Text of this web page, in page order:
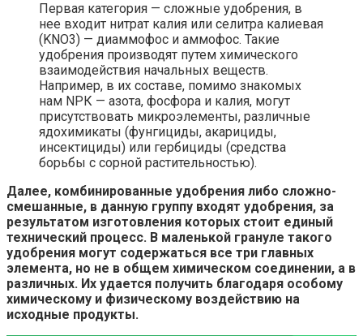
Первая категория — сложные удобрения, в
нее входит нитрат калия или селитра калиевая
(KNO3) — диаммофос и аммофос. Такие
удобрения производят путем химического
взаимодействия начальных веществ.
Например, в их составе, помимо знакомых
нам NPК — азота, фосфора и калия, могут
присутствовать микроэлементы, различные
ядохимикаты (фунгициды, акарициды,
инсектициды) или гербициды (средства
борьбы с сорной растительностью).
Далее, комбинированные удобрения либо сложно-
смешанные, в данную группу входят удобрения, за
результатом изготовления которых стоит единый
технический процесс. В маленькой грануле такого
удобрения могут содержаться все три главных
элемента, но не в общем химическом соединении, а в
различных. Их удается получить благодаря особому
химическому и физическому воздействию на
исходные продукты.